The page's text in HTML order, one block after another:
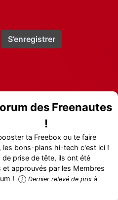
S’enregistrer
des Freenautes
!
ta Freebox ou te faire
les bons-plans hi-tech c'est ici !
de prise de tête, ils ont été
et approuvés par les Membres
!
Dernier relevé de prix à